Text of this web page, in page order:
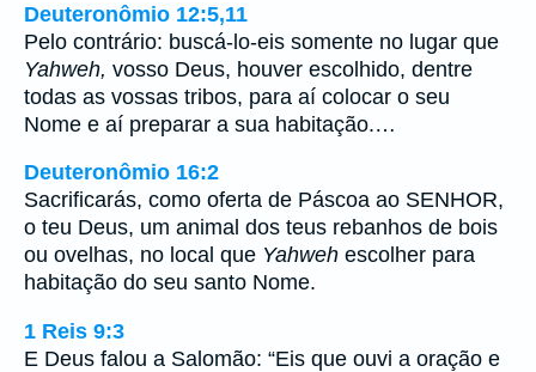
Deuteronômio 12:5,11
Pelo contrário: buscá-lo-eis somente no lugar que
Yahweh, vosso Deus, houver escolhido, dentre
todas as vossas tribos, para aí colocar o seu
Nome e aí preparar a sua habitação.…
Deuteronômio 16:2
Sacrificarás, como oferta de Páscoa ao SENHOR,
o teu Deus, um animal dos teus rebanhos de bois
ou ovelhas, no local que Yahweh escolher para
habitação do seu santo Nome.
1 Reis 9:3
E Deus falou a Salomão: “Eis que ouvi a oração e